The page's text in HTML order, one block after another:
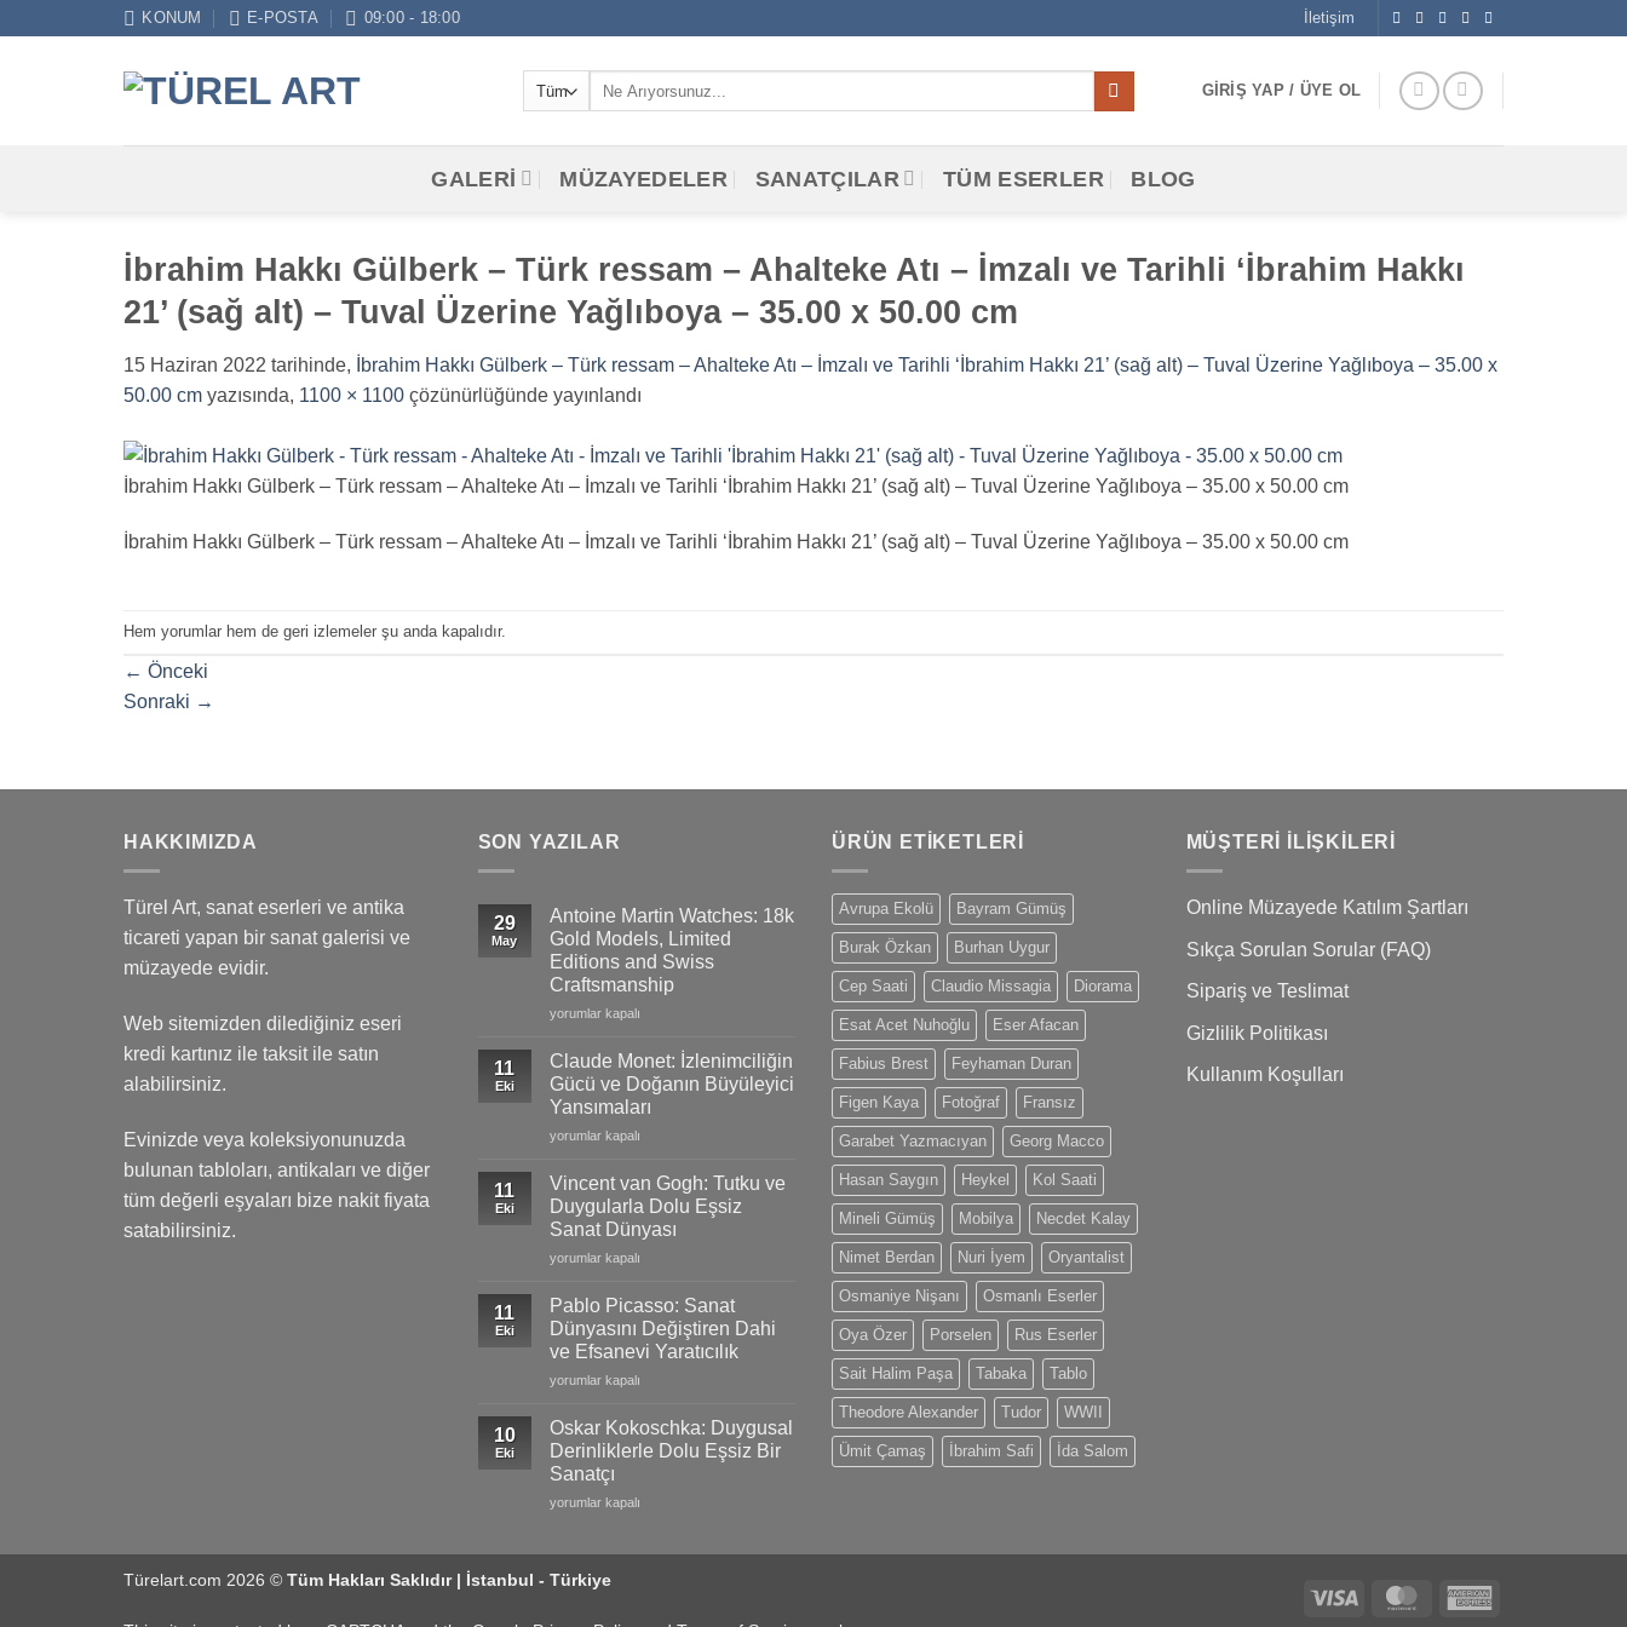
KONUM E-POSTA 09:00 - 18:00 İletişim
GIRIŞ YAP / ÜYE OL
GALERİ MÜZAYEDELER SANATÇILAR TÜM ESERLER BLOG
İbrahim Hakkı Gülberk – Türk ressam – Ahalteke Atı – İmzalı ve Tarihli ‘İbrahim Hakkı
21’ (sağ alt) – Tuval Üzerine Yağlıboya – 35.00 x 50.00 cm
15 Haziran 2022 tarihinde,
İbrahim Hakkı Gülberk – Türk ressam – Ahalteke Atı – İmzalı ve Tarihli ‘İbrahim Hakkı 21’ (sağ alt) – Tuval Üzerine Yağlıboya – 35.00 x
50.00 cm yazısında, 1100 × 1100 çözünürlüğünde yayınlandı
İbrahim Hakkı Gülberk – Türk ressam – Ahalteke Atı – İmzalı ve Tarihli ‘İbrahim Hakkı 21’ (sağ alt) – Tuval Üzerine Yağlıboya – 35.00 x 50.00 cm
İbrahim Hakkı Gülberk – Türk ressam – Ahalteke Atı – İmzalı ve Tarihli ‘İbrahim Hakkı 21’ (sağ alt) – Tuval Üzerine Yağlıboya – 35.00 x 50.00 cm
Hem yorumlar hem de geri izlemeler şu anda kapalıdır.
← Önceki
Sonraki →
HAKKIMIZDA
Türel Art, sanat eserleri ve antika
ticareti yapan bir sanat galerisi ve
müzayede evidir.
Web sitemizden dilediğiniz eseri
kredi kartınız ile taksit ile satın
alabilirsiniz.
Evinizde veya koleksiyonunuzda
bulunan tabloları, antikaları ve diğer
tüm değerli eşyaları bize nakit fiyata
satabilirsiniz.
SON YAZILAR
29
May
Antoine Martin Watches: 18k
Gold Models, Limited
Editions and Swiss
Craftsmanship
Antoine
Watches:
18k
Gold
Models,
Limited
and
Swiss
Craftsmanship
için
yorumlar kapalı
11
Eki
Claude Monet: İzlenimciliğin
Gücü ve Doğanın Büyüleyici
Yansımaları
Claude
İzlenimciliğin
Gücü
ve
Doğanın
Büyüleyici
için
yorumlar kapalı
11
Eki
Vincent van Gogh: Tutku ve
Duygularla Dolu Eşsiz
Sanat Dünyası
Vincent
Gogh:
Tutku
ve
Duygularla
Dolu
Sanat
Dünyası
için
yorumlar kapalı
11
Eki
Pablo Picasso: Sanat
Dünyasını Değiştiren Dahi
ve Efsanevi Yaratıcılık
Pablo
Sanat
Dünyasını
Değiştiren
Dahi
ve
yorumlar kapalı
10
Eki
Oskar Kokoschka: Duygusal
Derinliklerle Dolu Eşsiz Bir
Sanatçı
Oskar
Dolu
yorumlar kapalı
ÜRÜN ETIKETLERI
Avrupa Ekolü Bayram Gümüş
Burak Özkan Burhan Uygur
Cep Saati Claudio Missagia Diorama
Esat Acet Nuhoğlu Eser Afacan
Fabius Brest Feyhaman Duran
Figen Kaya Fotoğraf Fransız
Garabet Yazmacıyan Georg Macco
Hasan Saygın Heykel Kol Saati
Mineli Gümüş Mobilya Necdet Kalay
Nimet Berdan Nuri İyem Oryantalist
Osmaniye Nişanı Osmanlı Eserler
Oya Özer Porselen Rus Eserler
Sait Halim Paşa Tabaka Tablo
Theodore Alexander Tudor WWII
Ümit Çamaş İbrahim Safi İda Salom
MÜŞTERI İLIŞKILERI
Online Müzayede Katılım Şartları
Sıkça Sorulan Sorular (FAQ)
Sipariş ve Teslimat
Gizlilik Politikası
Kullanım Koşulları
Visa MasterCard
Türelart.com 2026 © Tüm Hakları Saklıdır | İstanbul - Türkiye